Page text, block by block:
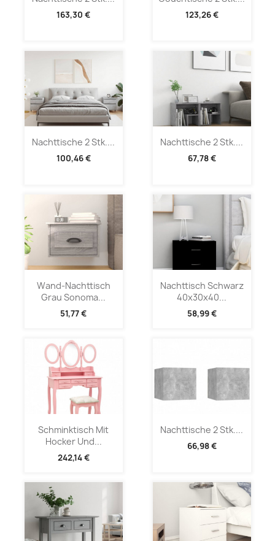
163,30 € 123,26 €
Nachttische 2 Stk....
100,46 €
Nachttische 2 Stk....
67,78 €
Wand-Nachttisch
Grau Sonoma...
51,77 €
Nachttisch Schwarz
40x30x40...
58,99 €
Schminktisch Mit
Hocker Und...
242,14 €
Nachttische 2 Stk....
66,98 €